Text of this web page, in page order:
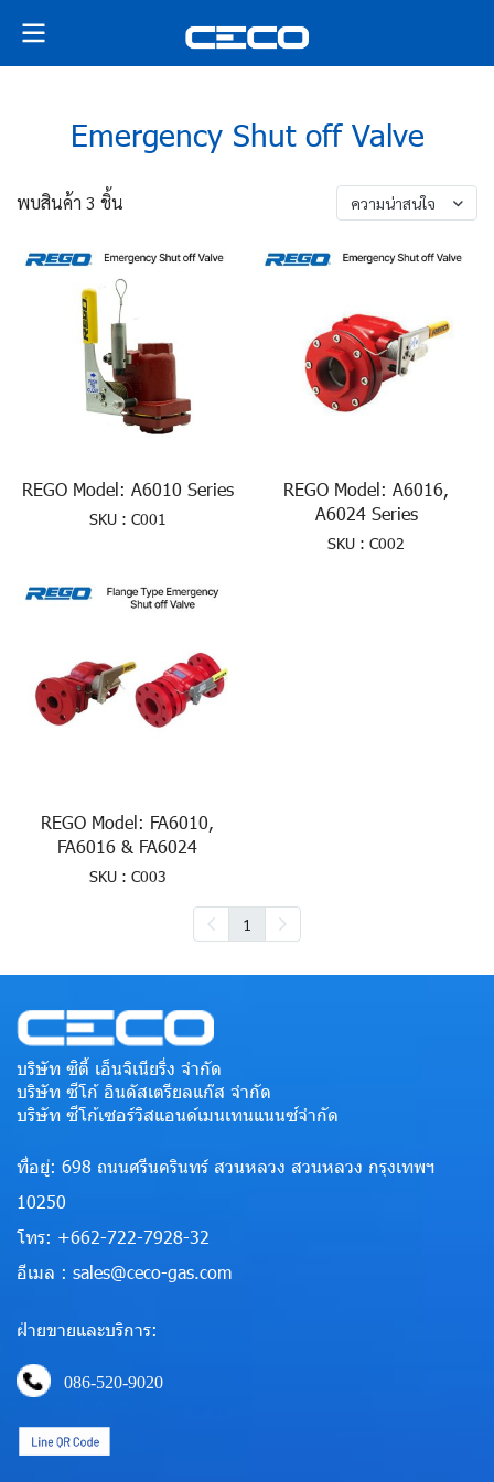
Emergency Shut off Valve
พบสินค้า 3 ชิ้น ความน่าสนใจ
REGO Model: A6010 Series
SKU : C001
REGO Model: A6016,
A6024 Series
SKU : C002
REGO Model: FA6010,
FA6016 & FA6024
SKU : C003
1
บริษัท ซิตี้ เอ็นจิเนียริ่ง จำกัด
บริษัท ซีโก้ อินดัสเตรียลแก๊ส จำกัด
บริษัท ซีโก้เซอร์วิสแอนด์เมนเทนแนนซ์จำกัด
ที่อยู่: 698 ถนนศรีนครินทร์ สวนหลวง สวนหลวง กรุงเทพฯ
10250
โทร: +662-722-7928-32
อีเมล : sales@ceco-gas.com
ฝ่ายขายและบริการ:
086-520-9020